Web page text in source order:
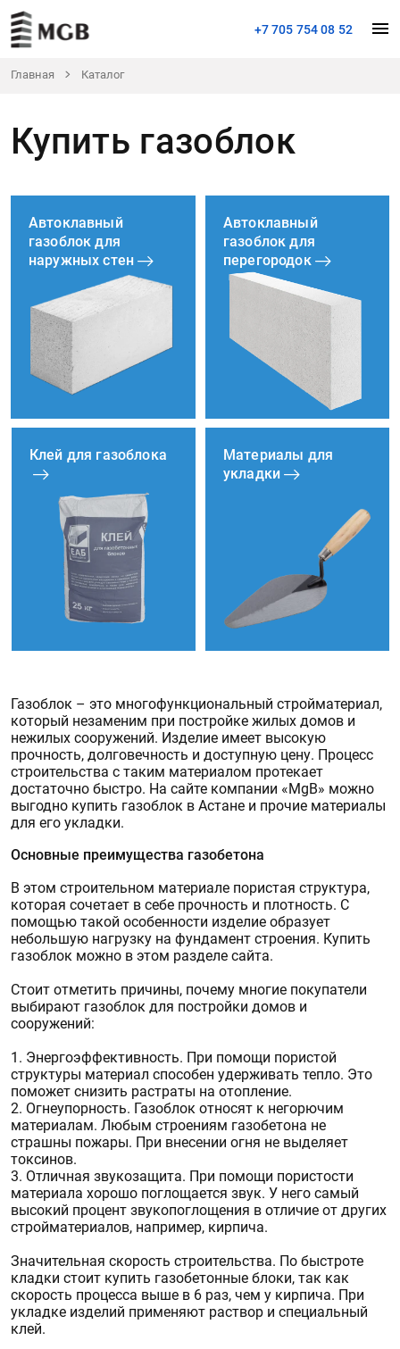
+7 705 754 08 52
Главная Каталог
Купить газоблок
Автоклавный
газоблок для
наружных стен
Автоклавный
газоблок для
перегородок
Клей для газоблока
Материалы для
укладки
Газоблок – это многофункциональный стройматериал,
который незаменим при постройке жилых домов и
нежилых сооружений. Изделие имеет высокую
прочность, долговечность и доступную цену. Процесс
строительства с таким материалом протекает
достаточно быстро. На сайте компании «MgB» можно
выгодно купить газоблок в Астане и прочие материалы
для его укладки.
Основные преимущества газобетона
В этом строительном материале пористая структура,
которая сочетает в себе прочность и плотность. С
помощью такой особенности изделие образует
небольшую нагрузку на фундамент строения. Купить
газоблок можно в этом разделе сайта.
Стоит отметить причины, почему многие покупатели
выбирают газоблок для постройки домов и
сооружений:
1. Энергоэффективность. При помощи пористой
структуры материал способен удерживать тепло. Это
поможет снизить растраты на отопление.
2. Огнеупорность. Газоблок относят к негорючим
материалам. Любым строениям газобетона не
страшны пожары. При внесении огня не выделяет
токсинов.
3. Отличная звукозащита. При помощи пористости
материала хорошо поглощается звук. У него самый
высокий процент звукопоглощения в отличие от других
стройматериалов, например, кирпича.
Значительная скорость строительства. По быстроте
кладки стоит купить газобетонные блоки, так как
скорость процесса выше в 6 раз, чем у кирпича. При
укладке изделий применяют раствор и специальный
клей.
Я согласен(а) на обработку персональных
Я согласен(а) на обработку персональных
данных
Я согласен(а) на обработку персональных
данных